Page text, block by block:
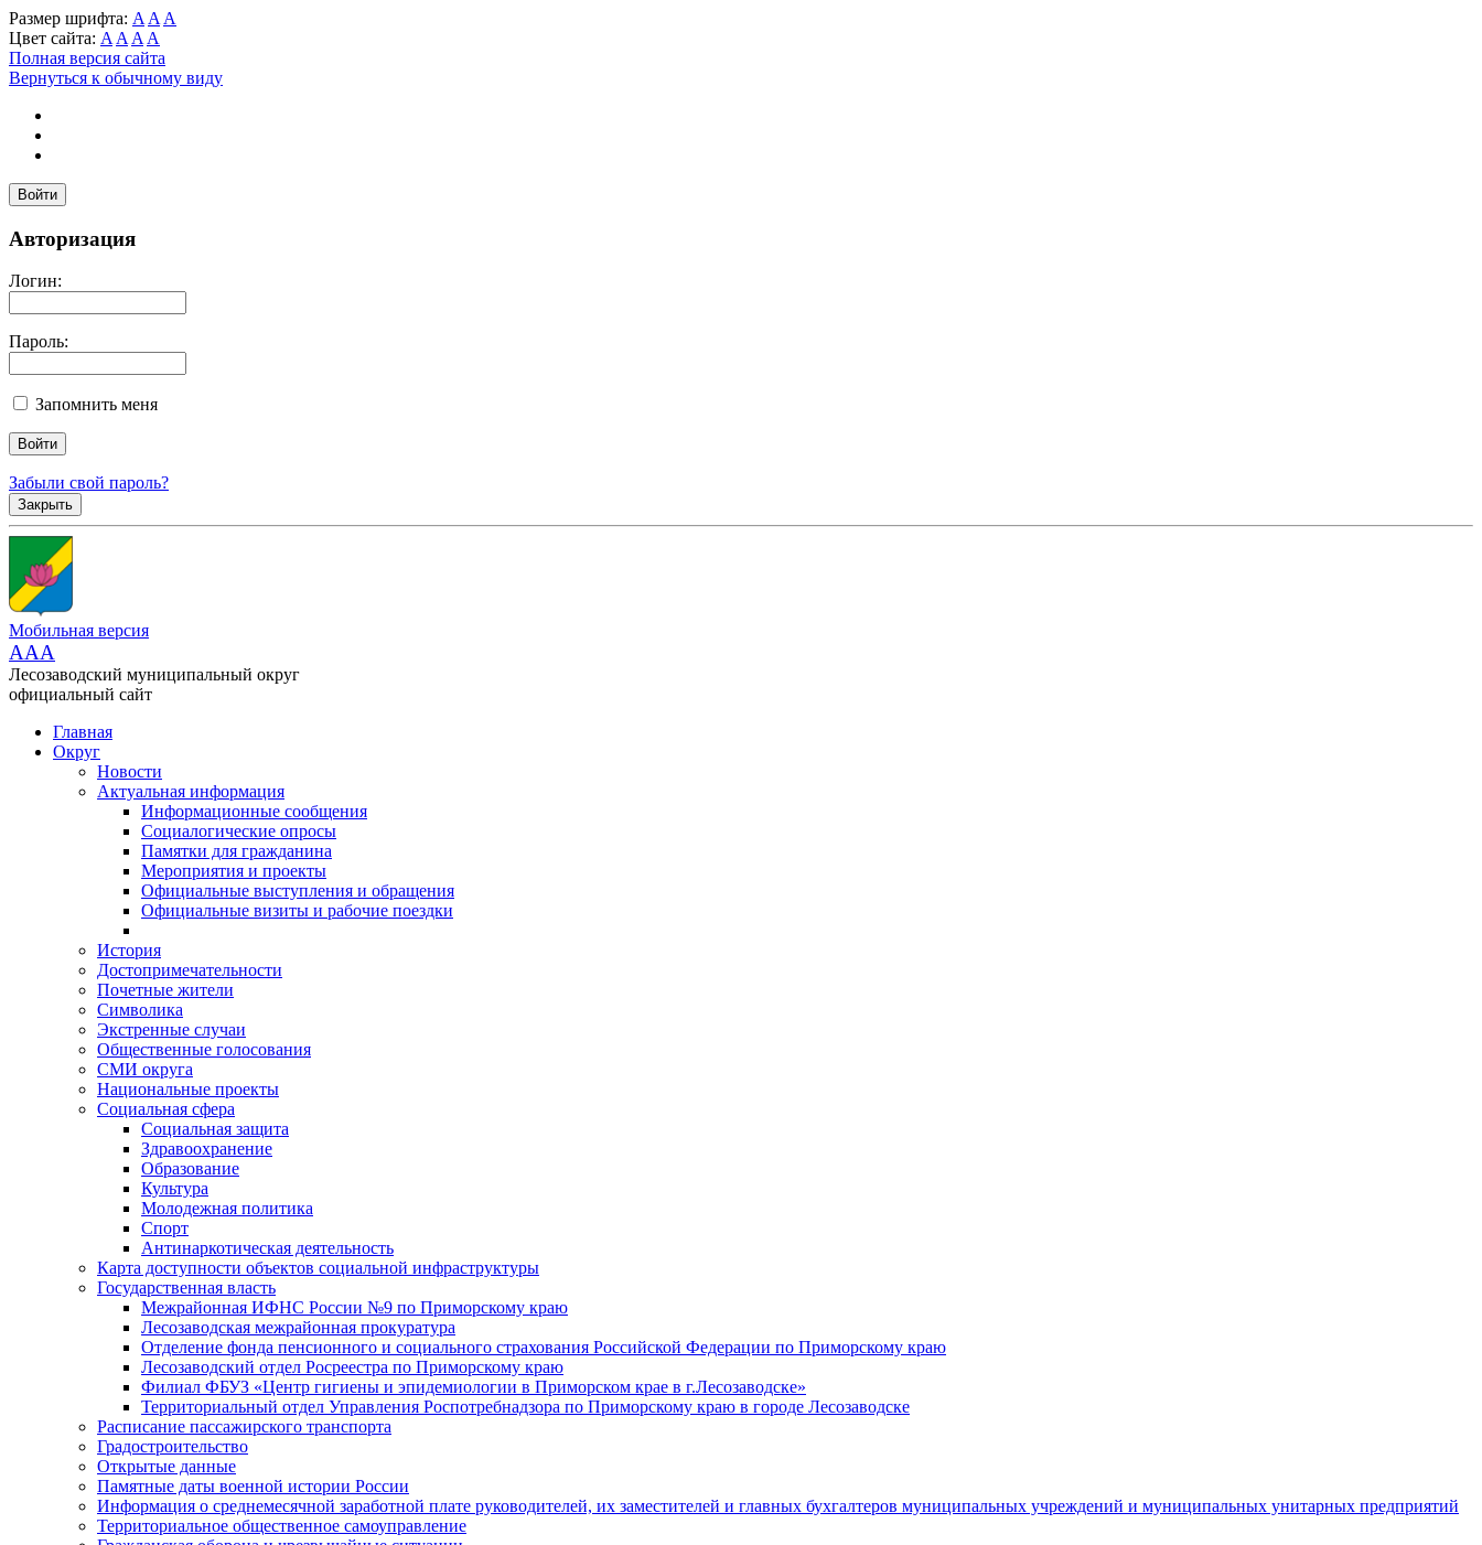
Размер шрифта: A A A
Цвет сайта: A A A A
Полная версия сайта
Вернуться к обычному виду
Войти
Авторизация
Логин:
Пароль:
Запомнить меня
Забыли свой пароль?
Закрыть
Мобильная версия
AAA
Лесозаводский муниципальный округ
официальный сайт
Главная
Округ
Новости
Актуальная информация
Информационные сообщения
Социалогические опросы
Памятки для гражданина
Мероприятия и проекты
Официальные выступления и обращения
Официальные визиты и рабочие поездки
История
Достопримечательности
Почетные жители
Символика
Экстренные случаи
Общественные голосования
СМИ округа
Национальные проекты
Социальная сфера
Социальная защита
Здравоохранение
Образование
Культура
Молодежная политика
Спорт
Антинаркотическая деятельность
Карта доступности объектов социальной инфраструктуры
Государственная власть
Межрайонная ИФНС России №9 по Приморскому краю
Лесозаводская межрайонная прокуратура
Отделение фонда пенсионного и социального страхования Российской Федерации по Приморскому краю
Лесозаводский отдел Росреестра по Приморскому краю
Филиал ФБУЗ «Центр гигиены и эпидемиологии в Приморском крае в г.Лесозаводске»
Территориальный отдел Управления Роспотребнадзора по Приморскому краю в городе Лесозаводске
Расписание пассажирского транспорта
Градостроительство
Открытые данные
Памятные даты военной истории России
Информация о среднемесячной заработной плате руководителей, их заместителей и главных бухгалтеров муниципальных учреждений и муниципальных унитарных предприятий
Территориальное общественное самоуправление